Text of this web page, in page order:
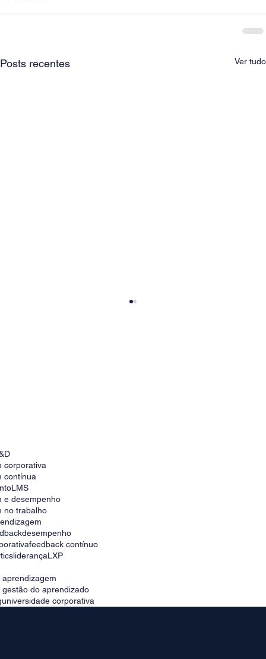
Posts recentes Ver tudo
Evolução
corporativa
contínua
LMS
e desempenho
no trabalho
desempenho
feedback contínuo
liderançaLXP
do aprendizado
universidade corporativa